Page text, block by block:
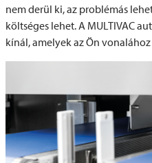
nem derül ki, az problémás
költséges lehet. A MULTIVAC
kínál, amelyek az Ön